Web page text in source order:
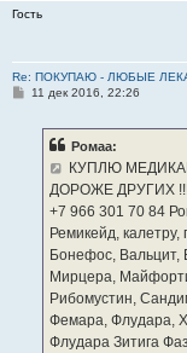
Гость
Re: ПОКУПАЮ - ЛЮБЫЕ
С11 дек 2016, 22:26
Ромаа:
КУПЛЮ
ДОРОЖЕ ДРУГИХ
‪+7 966 301 70 84‬
Ремикейд,
Бонефос, Вальцит,
Мирцера,
Рибомустин,
Фемара, Флудара,
Флудара Зитига